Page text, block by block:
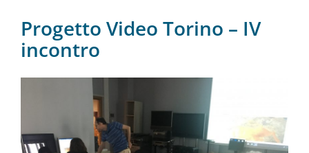
Progetto Video Torino – IV
incontro